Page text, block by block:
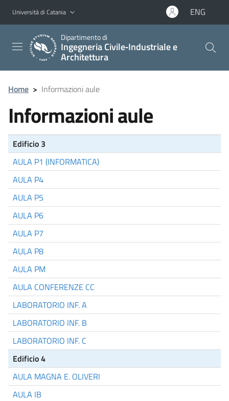
Vai al contenuto principale
Vai al menu di navigazione
Università di Catania ENG
Dipartimento di
Ingegneria Civile‑Industriale e
Architettura
Home > Informazioni aule
Informazioni aule
Edificio 3
AULA P1 (INFORMATICA)
AULA P4
AULA P5
AULA P6
AULA P7
AULA P8
AULA PM
AULA CONFERENZE CC
LABORATORIO INF. A
LABORATORIO INF. B
LABORATORIO INF. C
Edificio 4
AULA MAGNA E. OLIVERI
AULA IB